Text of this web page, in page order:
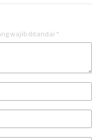
wajib ditandai *